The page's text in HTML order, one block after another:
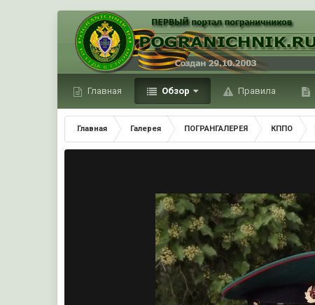
Главная Обзор Правила
Главная Галерея ПОГРАНГАЛЕРЕЯ КППО